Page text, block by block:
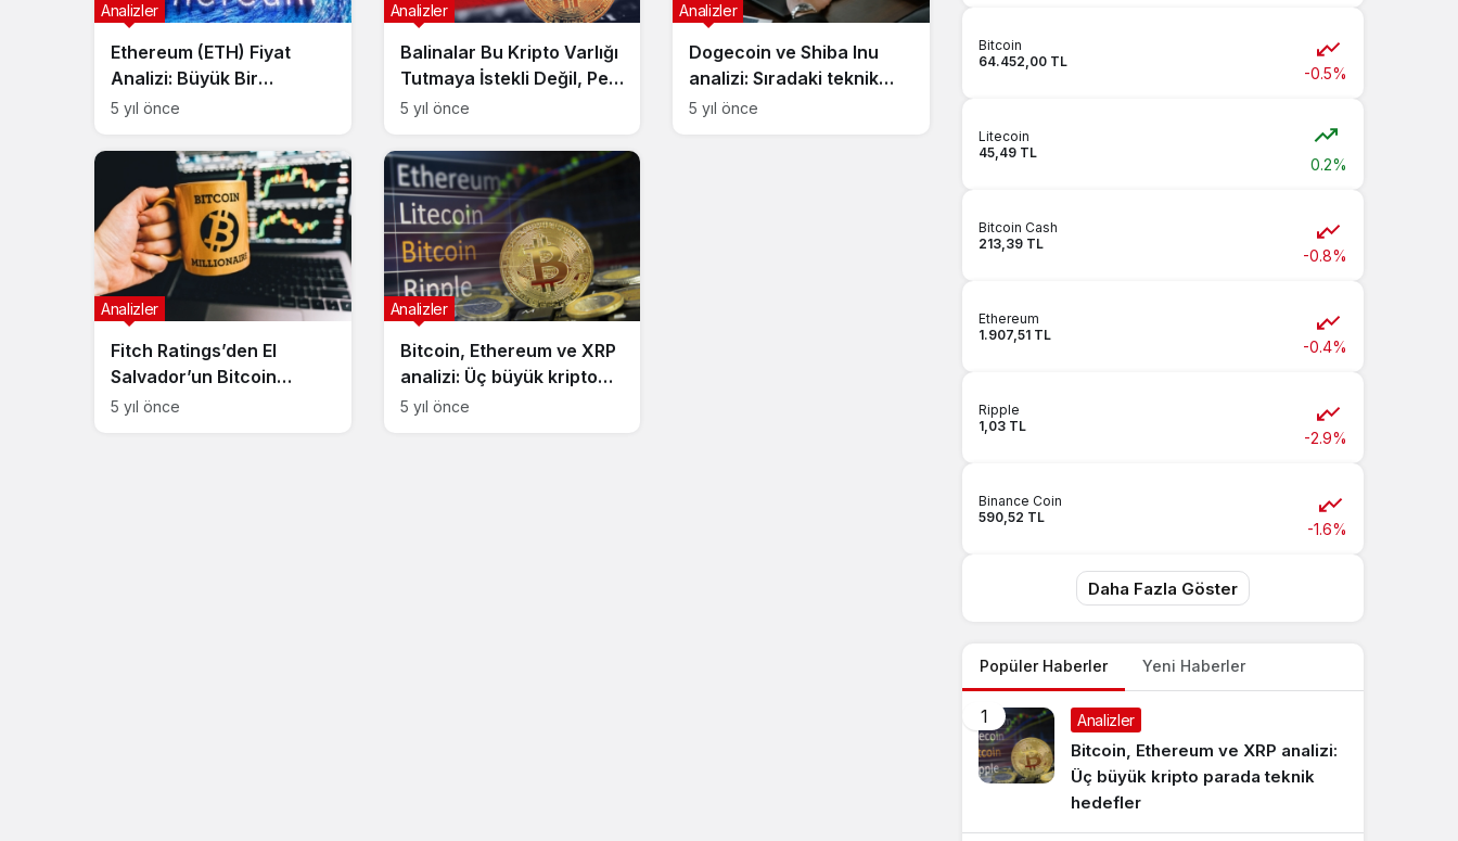
Ethereum (ETH) Fiyat
Analizi: Büyük Bir
Dirençle Karşı Karşıya,
Analizler
5 yıl önce
Balinalar Bu Kripto Varlığı
Tutmaya İstekli Değil, Peki
Neden?
Analizler
5 yıl önce
Dogecoin ve Shiba Inu
analizi: Sıradaki teknik
hedefler ve önemli
Analizler
5 yıl önce
Fitch Ratings’den El
Salvador’un Bitcoin
hamlesi için olumsuz
Analizler
5 yıl önce
Bitcoin, Ethereum ve XRP
analizi: Üç büyük kripto
parada teknik hedefler
Analizler
5 yıl önce
Bitcoin
64.452,00 TL
-0.5%
Litecoin
45,49 TL
0.2%
Bitcoin Cash
213,39 TL
-0.8%
Ethereum
1.907,51 TL
-0.4%
Ripple
1,03 TL
-2.9%
Binance Coin
590,52 TL
-1.6%
Daha Fazla Göster
Popüler Haberler Yeni Haberler
1 Analizler
Bitcoin, Ethereum ve XRP analizi:
Üç büyük kripto parada teknik
hedefler